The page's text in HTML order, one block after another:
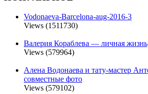
Vodonaeva-Barcelona-aug-2016-3
Views (1511730)
Валерия Кораблева — личная
Views (579964)
Алена Водонаева и тату-мастер
совместные фото
Views (579102)